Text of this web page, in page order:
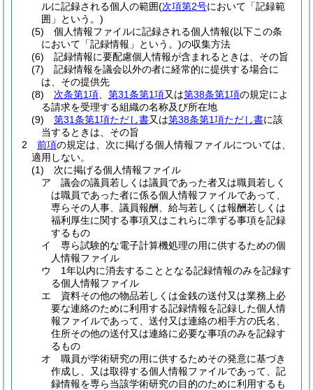
ルに記録される個人の範囲(次項第2号において「記録範
囲」という。)
(5)
個人情報ファイルに記録される個人情報(以下この条
において「記録情報」という。)の収集方法
(6)
記録情報に要配慮個人情報が含まれるときは、その旨
(7)
記録情報を議会以外の者に経常的に提供する場合に
は、その提供先
(8)
次条第1項 第31条第1項又は第38条第1項の規定によ
る請求を受理する組織の名称及び所在地
(9)
第31条第1項ただし書又は第38条第1項ただし書に該
当するときは、その旨
2
前項の規定は、次に掲げる個人情報ファイルについては、
適用しない。
(1)
次に掲げる個人情報ファイル
ア
議会の議員若しくは議員であった者又は職員若しく
は職員であった者に係る個人情報ファイルであって、
専らその人事、議員報酬、給与若しくは報酬若しくは
福利厚生に関する事項又はこれらに準ずる事項を記録
するもの
イ
専ら試験的な電子計算機処理の用に供するための個
人情報ファイル
ウ
1年以内に消去することとなる記録情報のみを記録す
る個人情報ファイル
エ
資料その他の物品若しくは金銭の送付又は業務上必
要な連絡のために利用する記録情報を記録した個人情
報ファイルであって、送付又は連絡の相手方の氏名、
住所その他の送付又は連絡に必要な事項のみを記録す
るもの
オ
職員が学術研究の用に供するためその発意に基づき
作成し、又は取得する個人情報ファイルであって、記
録情報を専ら当該学術研究の目的のために利用するも